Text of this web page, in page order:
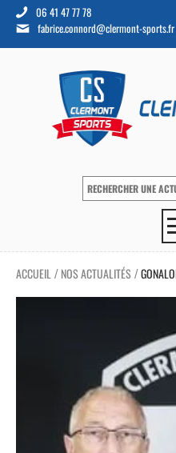
06 41 47 77 78
fabrice.connord@clermont-sports.fr
ACCUEIL / NOS ACTUALITÉS /